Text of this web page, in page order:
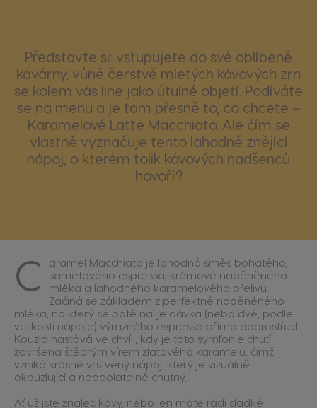
Představte si: vstupujete do své oblíbené
kavárny, vůně čerstvě mletých kávových zrn
se kolem vás line jako útulné objetí. Podíváte
se na menu a je tam přesně to, co chcete –
Karamelové Latte Macchiato. Ale čím se
vlastně vyznačuje tento lahodně znějící
nápoj, o kterém tolik kávových nadšenců
hovoří?
C
aramel Macchiato je lahodná směs bohatého,
sametového espressa, krémově napěněného
mléka a lahodného karamelového přelivu.
Začíná se základem z perfektně napěněného
mléka, na který se poté nalije dávka (nebo dvě, podle
velikosti nápoje) výrazného espressa přímo doprostřed.
Kouzlo nastává ve chvíli, kdy je tato symfonie chutí
završena štědrým vírem zlatavého karamelu, čímž
vzniká krásně vrstvený nápoj, který je vizuálně
okouzlující a neodolatelně chutný.
Ať už jste znalec kávy, nebo jen máte rádi sladké